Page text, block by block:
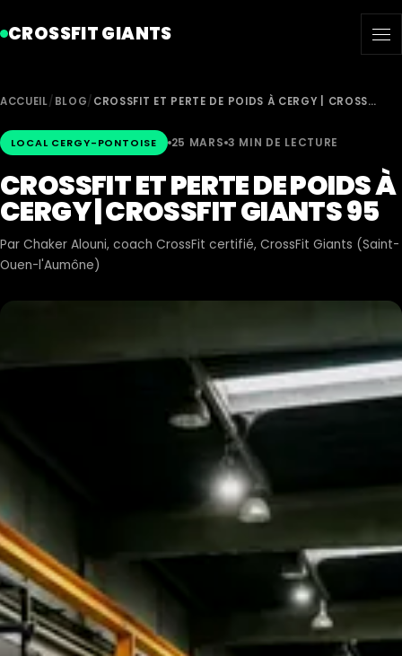
CROSSFIT GIANTS
ACCUEIL/ BLOG/ CROSSFIT ET PERTE DE POIDS À CERGY | CROSS…
LOCAL CERGY-PONTOISE 25 MARS 3 MIN DE LECTURE
CROSSFIT ET PERTE DE POIDS À
CERGY | CROSSFIT GIANTS 95
Par Chaker Alouni, coach CrossFit certifié, CrossFit Giants (Saint-
Ouen-l'Aumône)